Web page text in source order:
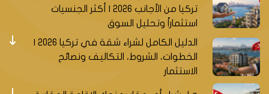
تركيا من الأجانب 2026 | أكثر الجنسيات
استثماراً وتحليل السوق
الخطوات، الشروط، التكاليف ونصائح
الاستثمار